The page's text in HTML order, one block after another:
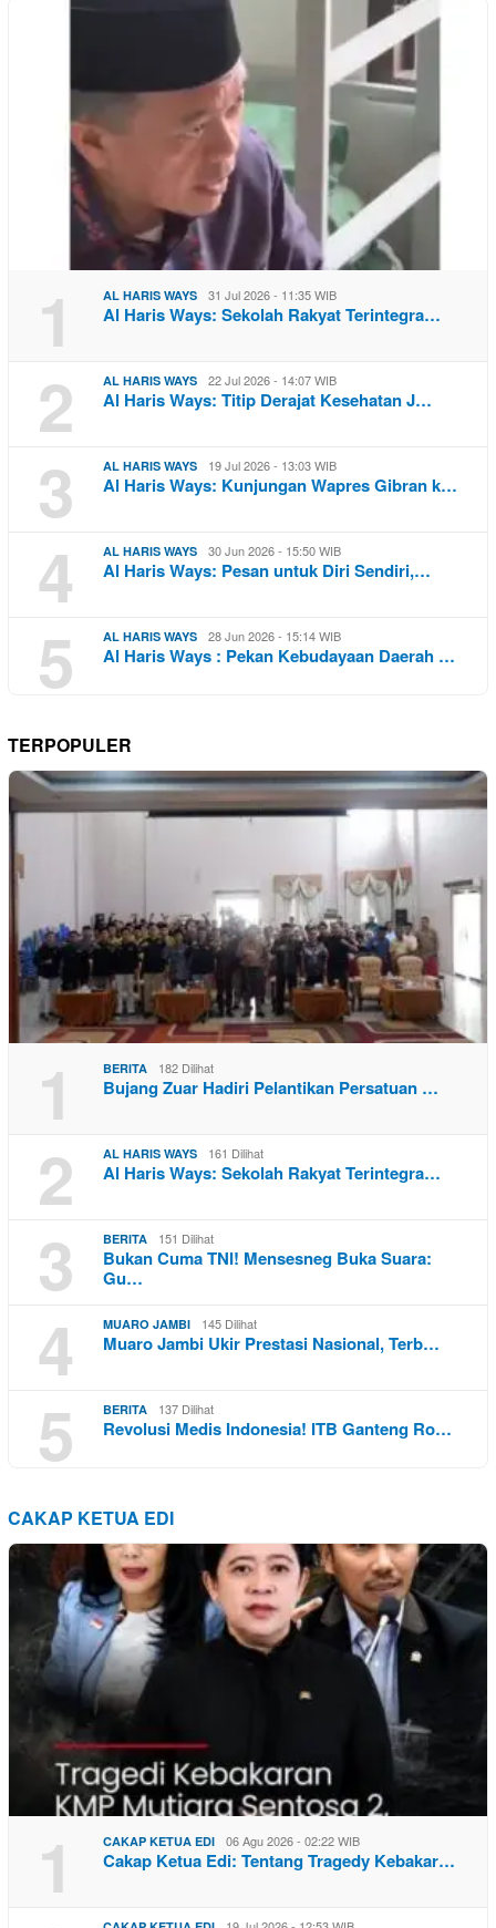
1 AL HARIS WAYS 31 Jul 2026 - 11:35 WIB
Al Haris Ways: Sekolah Rakyat Terintegra…
2 AL HARIS WAYS 22 Jul 2026 - 14:07 WIB
Al Haris Ways: Titip Derajat Kesehatan J…
3 AL HARIS WAYS 19 Jul 2026 - 13:03 WIB
Al Haris Ways: Kunjungan Wapres Gibran k…
4 AL HARIS WAYS 30 Jun 2026 - 15:50 WIB
Al Haris Ways: Pesan untuk Diri Sendiri,…
5 AL HARIS WAYS 28 Jun 2026 - 15:14 WIB
Al Haris Ways : Pekan Kebudayaan Daerah …
TERPOPULER
1 BERITA 182 Dilihat
Bujang Zuar Hadiri Pelantikan Persatuan …
2 AL HARIS WAYS 161 Dilihat
Al Haris Ways: Sekolah Rakyat Terintegra…
3 BERITA 151 Dilihat
Bukan Cuma TNI! Mensesneg Buka Suara:
Gu…
4 MUARO JAMBI 145 Dilihat
Muaro Jambi Ukir Prestasi Nasional, Terb…
5 BERITA 137 Dilihat
Revolusi Medis Indonesia! ITB Ganteng Ro…
CAKAP KETUA EDI
1 CAKAP KETUA EDI 06 Agu 2026 - 02:22 WIB
Cakap Ketua Edi: Tentang Tragedy Kebakar…